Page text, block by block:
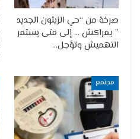
صرخة من “حي الزيتون الجديد
” بمراكش … إلى متى يستمر
التهميش وتؤجل…
مجتمع